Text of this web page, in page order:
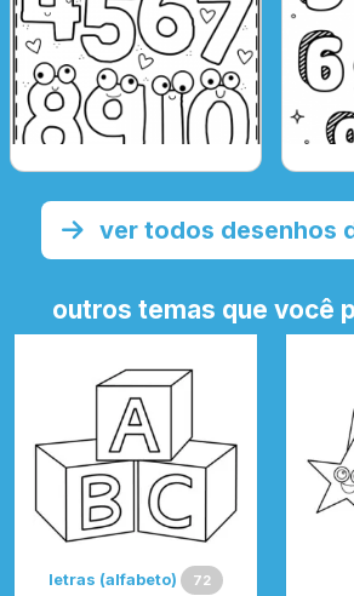
ver todos desenhos
outros temas que você
letras (alfabeto) 72